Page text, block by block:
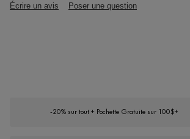
Écrire un avis
Poser une question
-20% sur tout + Pochette Gratuite sur 100$+